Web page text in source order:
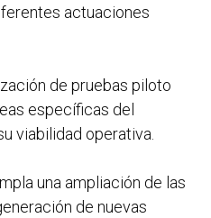
actuaciones
de pruebas piloto
específicas del
viabilidad operativa.
una ampliación de las
de nuevas